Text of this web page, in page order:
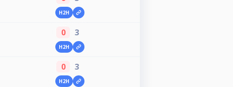
H2H
0 3
H2H
0 3
H2H